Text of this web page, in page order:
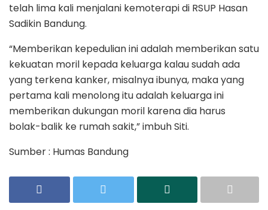
telah lima kali menjalani kemoterapi di RSUP Hasan
Sadikin Bandung.
“Memberikan kepedulian ini adalah memberikan satu
kekuatan moril kepada keluarga kalau sudah ada
yang terkena kanker, misalnya ibunya, maka yang
pertama kali menolong itu adalah keluarga ini
memberikan dukungan moril karena dia harus
bolak-balik ke rumah sakit,” imbuh Siti.
Sumber : Humas Bandung